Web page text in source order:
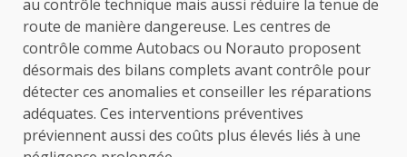
au contrôle technique mais aussi réduire la tenue de
route de manière dangereuse. Les centres de
contrôle comme Autobacs ou Norauto proposent
désormais des bilans complets avant contrôle pour
détecter ces anomalies et conseiller les réparations
adéquates. Ces interventions préventives
préviennent aussi des coûts plus élevés liés à une